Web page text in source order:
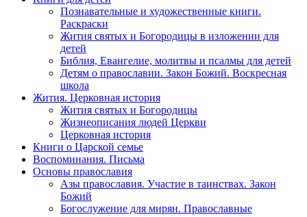
Познавательные и художественные книги.
Раскраски
Жития святых и Богородицы в изложении для
детей
Библия, Евангелие, молитвы и псалмы для детей
Детям о православии. Закон Божий. Воскресная
школа
Жития. Церковная история
Жития святых и Богородицы
Жизнеописания людей Церкви
Церковная история
Книги о Царской семье
Воспоминания. Письма
Основы православия
Азы православия. Участие в таинствах. Закон
Божий
Богослужение для мирян. Православные